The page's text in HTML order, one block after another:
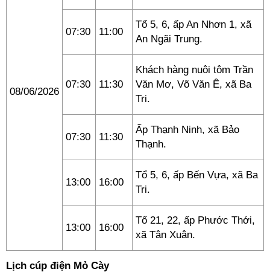
08/06/2026
07:30 11:00
Tổ 5, 6, ấp An Nhơn 1, xã
An Ngãi Trung.
07:30 11:30
Khách hàng nuôi tôm Trần
Văn Mơ, Võ Văn Ê, xã Ba
Tri.
07:30 11:30
Ấp Thạnh Ninh, xã Bảo
Thạnh.
13:00 16:00
Tổ 5, 6, ấp Bến Vựa, xã Ba
Tri.
13:00 16:00
Tổ 21, 22, ấp Phước Thới,
xã Tân Xuân.
Lịch cúp điện Mỏ Cày